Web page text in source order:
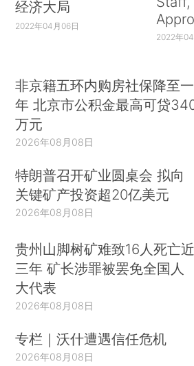
经济大局
2022年04月06日
2022年
非京籍五环内购房社保降至一
年 北京市公积金最高可贷
万元
2026年08月08日
特朗普召开矿业圆桌会 拟向
关键矿产投资超20亿美元
2026年08月08日
贵州山脚树矿难致16人死亡近
三年 矿长涉罪被罢免全国人
大代表
2026年08月08日
专栏｜沃什遭遇信任危机
2026年08月08日